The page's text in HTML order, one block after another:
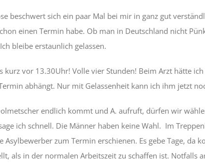
beschwert sich ein paar Mal bei mir in ganz gut
einen Termin habe. Ob man in Deutschland nicht
bleibe erstaunlich gelassen.
vor 13.30Uhr! Volle vier Stunden! Beim Arzt hätte
abhängt. Nur mit Gelassenheit kann ich ihm jetzt
endlich kommt und A. aufruft, dürfen wir
ich schnell. Die Männer haben keine Wahl. Im
Asylbewerber zum Termin erschienen. Es gebe Tage, da
als in der normalen Arbeitszeit zu schaffen ist. Notfalls